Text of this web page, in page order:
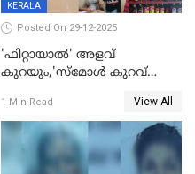
KERALA
Posted On 29-12-2025
'ഫിറ്റായാൽ' അളവ്
കുറയും,'സ്‌മോൾ കുറവ്
പിഴ
1 Min Read View All